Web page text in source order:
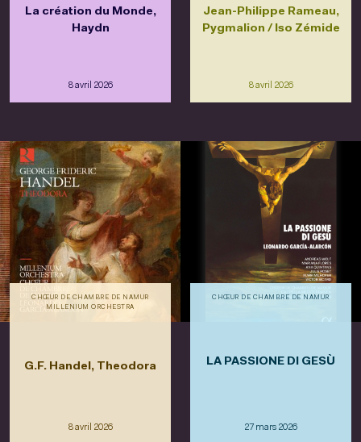
La création du Monde,
Haydn
8 avril 2026
Jean-Philippe Rameau,
Pygmalion / Iso Zémide
8 avril 2026
CHŒUR DE CHAMBRE DE NAMUR
MILLENIUM ORCHESTRA
G.F. Handel, Theodora
8 avril 2026
CHŒUR DE CHAMBRE DE NAMUR
LA PASSIONE DI GESÙ
27 mars 2026